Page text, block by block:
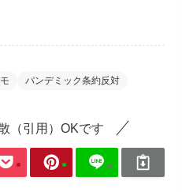
パンデミック条約反対
（引用）OKです